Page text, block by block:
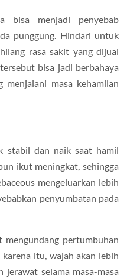
bisa menjadi penyebab
punggung. Hindari untuk
rasa sakit yang dijual
bisa jadi berbahaya
menjalani masa kehamilan
stabil dan naik saat hamil
ikut meningkat, sehingga
mengeluarkan lebih
penyumbatan pada
pertumbuhan
itu, wajah akan lebih
selama masa-masa